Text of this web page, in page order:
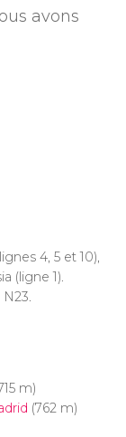
avons
4, 5 et 10),
(ligne 1).
m)
(762 m)